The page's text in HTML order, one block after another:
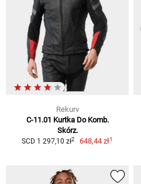
Rekurv
C-11.01 Kurtka Do Komb.
Skórz.
SCD 1 297,10 zł2 648,44 zł1